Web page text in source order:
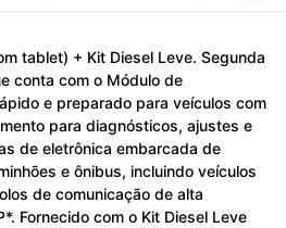
tablet) + Kit Diesel Leve. Segunda
conta com o Módulo de
e preparado para veículos com
para diagnósticos, ajustes e
de eletrônica embarcada de
e ônibus, incluindo veículos
de comunicação de alta
Fornecido com o Kit Diesel Leve